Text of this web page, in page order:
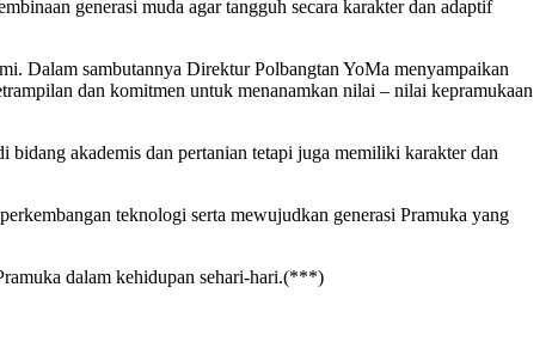
generasi muda agar tangguh secara karakter dan adaptif
Dalam sambutannya Direktur Polbangtan YoMa menyampaikan
dan komitmen untuk menanamkan nilai – nilai kepramukaan
akademis dan pertanian tetapi juga memiliki karakter dan
teknologi serta mewujudkan generasi Pramuka yang
dalam kehidupan sehari-hari.(***)